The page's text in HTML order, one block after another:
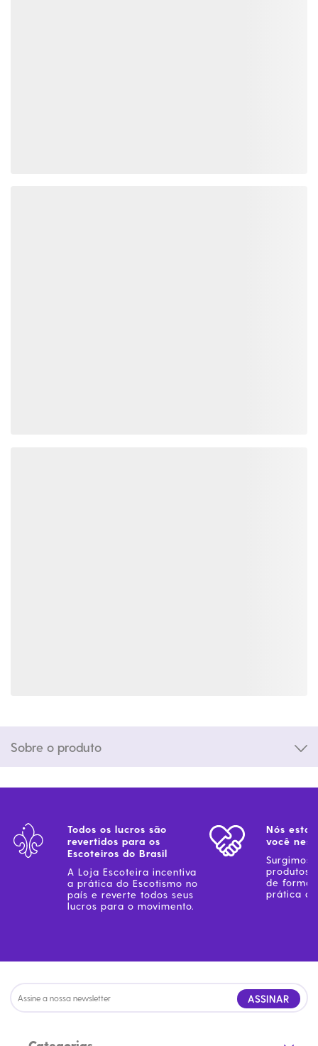
Sobre o produto
Todos os lucros são
revertidos para os
Escoteiros do Brasil
A Loja Escoteira incentiva
a prática do Escotismo no
país e reverte todos seus
lucros para o movimento.
Nós
você
Surgimos
produtos
de forma
prática
ASSINAR